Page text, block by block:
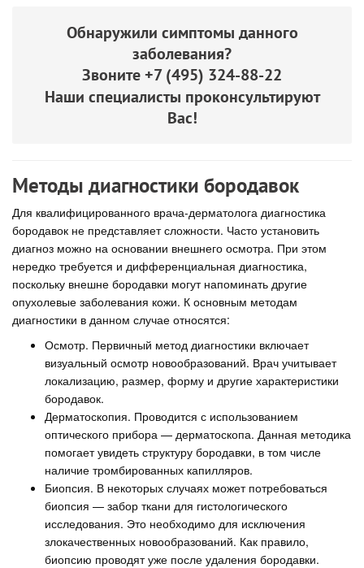
Обнаружили симптомы данного
заболевания?
Звоните+7 (495) 324-88-22
Наши специалисты проконсультируют
Вас!
Методы диагностики бородавок
Для квалифицированного врача-дерматолога диагностика
бородавок не представляет сложности. Часто установить
диагноз можно на основании внешнего осмотра. При этом
нередко требуется и дифференциальная диагностика,
поскольку внешне бородавки могут напоминать другие
опухолевые заболевания кожи. К основным методам
диагностики в данном случае относятся:
Осмотр. Первичный метод диагностики включает
визуальный осмотр новообразований. Врач учитывает
локализацию, размер, форму и другие характеристики
бородавок.
Дерматоскопия. Проводится с использованием
оптического прибора — дерматоскопа. Данная методика
помогает увидеть структуру бородавки, в том числе
наличие тромбированных капилляров.
Биопсия. В некоторых случаях может потребоваться
биопсия — забор ткани для гистологического
исследования. Это необходимо для исключения
злокачественных новообразований. Как правило,
биопсию проводят уже после удаления бородавки.